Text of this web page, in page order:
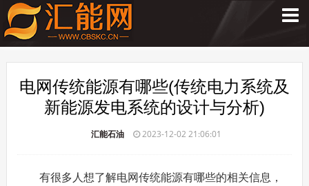
电网传统能源有哪些(传统电力系统及
新能源发电系统的设计与分析)
汇能石油 2023-12-02 21:06:01
有很多人想了解电网传统能源有哪些的相关信息，